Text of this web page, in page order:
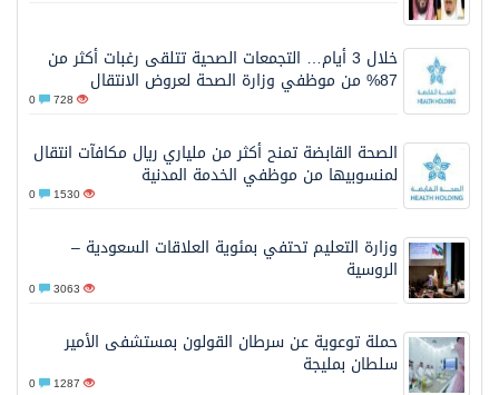
خلال 3 أيام… التجمعات الصحية تتلقى رغبات أكثر من
87% من موظفي وزارة الصحة لعروض الانتقال
728
الصحة القابضة تمنح أكثر من ملياري ريال مكافآت انتقال
لمنسوبيها من موظفي الخدمة المدنية
1530
وزارة التعليم تحتفي بمئوية العلاقات السعودية –
الروسية
3063
حملة توعوية عن سرطان القولون بمستشفى الأمير
سلطان بمليجة
1287